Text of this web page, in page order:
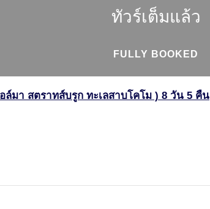
ทัวร์เต็มแล้ว
FULLY BOOKED
ล์มา สตราทส์บรูก ทะเลสาบโคโม ) 8 วัน 5 คืน